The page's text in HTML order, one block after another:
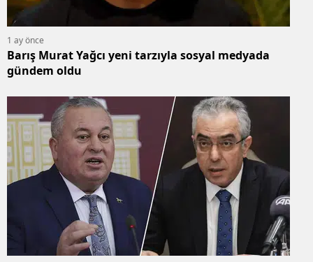
1 ay önce
Barış Murat Yağcı yeni tarzıyla sosyal medyada
gündem oldu